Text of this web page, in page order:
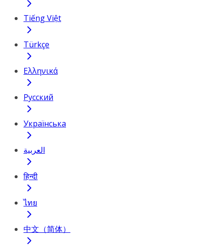
Tiếng Việt
Türkçe
Ελληνικά
Русский
Українська
العربية
हिन्दी
ไทย
中文（简体）